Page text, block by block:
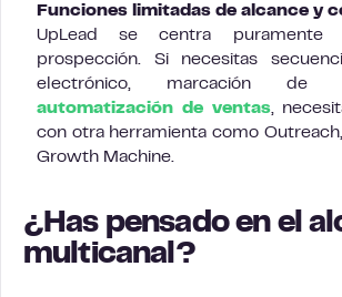
Funciones limitadas de alcance y
UpLead se centra
prospección. Si necesitas
electrónico, marcación de
automatización de ventas,
con otra herramienta como
Growth Machine.
¿Has pensado en el
multicanal?